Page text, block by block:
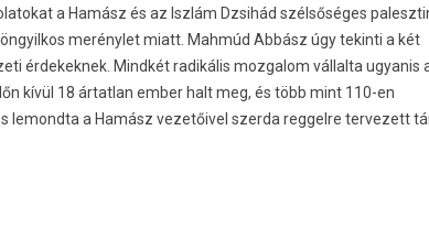
a Hamász és az Iszlám Dzsihád szélsőséges
merénylet miatt. Mahmúd Abbász úgy tekinti a két
érdekeknek. Mindkét radikális mozgalom vállalta ugyanis
kívül 18 ártatlan ember halt meg, és több mint 110-en
lemondta a Hamász vezetőivel szerda reggelre tervezett